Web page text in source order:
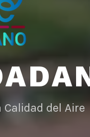
del Aire